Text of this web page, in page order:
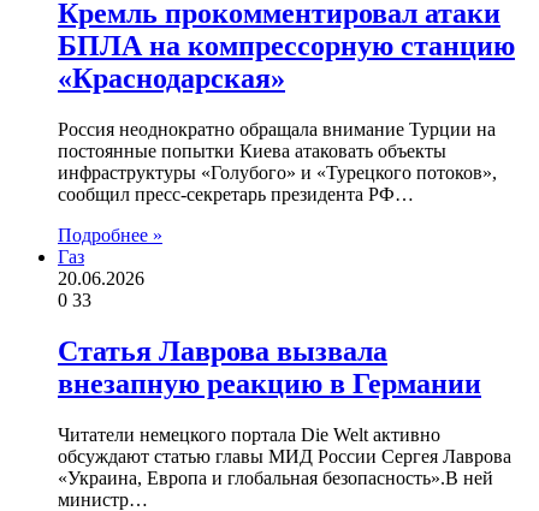
Кремль прокомментировал атаки
БПЛА на компрессорную станцию
«Краснодарская»
Россия неоднократно обращала внимание Турции на
постоянные попытки Киева атаковать объекты
инфраструктуры «Голубого» и «Турецкого потоков»,
сообщил пресс-секретарь президента РФ…
Подробнее »
Газ
20.06.2026
0 33
Статья Лаврова вызвала
внезапную реакцию в Германии
Читатели немецкого портала Die Welt активно
обсуждают статью главы МИД России Сергея Лаврова
«Украина, Европа и глобальная безопасность».В ней
министр…